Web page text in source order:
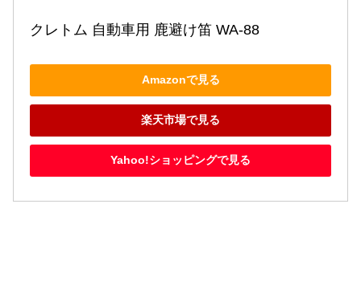
クレトム 自動車用 鹿避け笛 WA-88
Amazonで見る
楽天市場で見る
Yahoo!ショッピングで見る